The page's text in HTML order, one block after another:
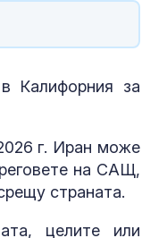
Калифорния за
г. Иран може
на САЩ,
страната.
целите или